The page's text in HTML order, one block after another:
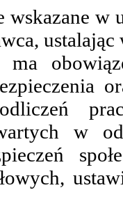
wskazane w
ma
w